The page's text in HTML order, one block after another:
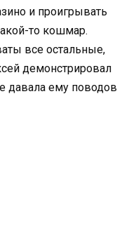
и проигрывать
то кошмар.
все остальные,
демонстрировал
давала ему поводов